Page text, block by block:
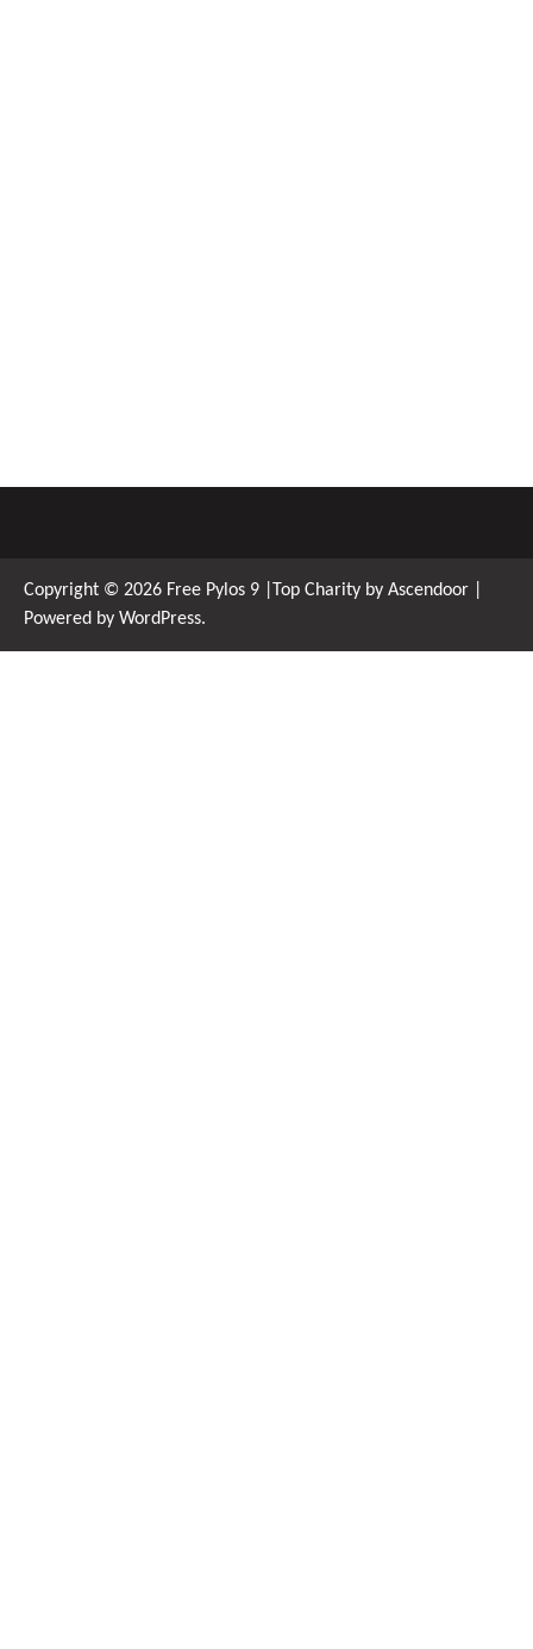
Copyright © 2026 Free Pylos 9 |Top Charity by Ascendoor
Powered by WordPress.